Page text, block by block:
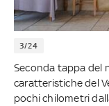
3/24
Seconda tappa del
caratteristiche del
pochi chilometri